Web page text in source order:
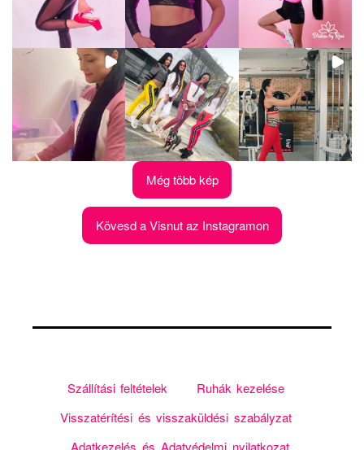
Még több kép
Kövesd a Visnut az Instagramon
Ruhák kezelése
Szállítási feltételek
Visszatérítési és visszaküldési szabályzat
Adatkezelés és Adatvédelmi nyilatkozat